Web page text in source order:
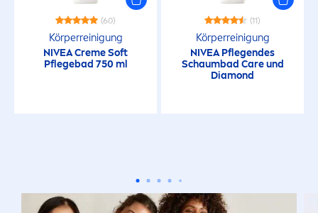
(60)
Körperreinigung
NIVEACremeSoft
Pflegebad 750 ml
(11)
Körperreinigung
NIVEAPflegendes
Schaumbad Careund
Diamond